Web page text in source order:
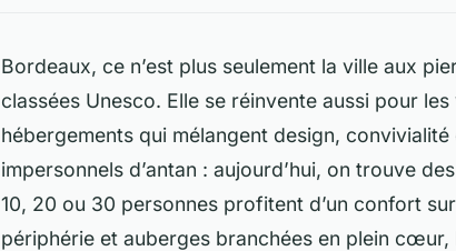
Bordeaux, ce n’est plus seulement la ville aux
classées Unesco. Elle se réinvente aussi pour
hébergements qui mélangent design,
impersonnels d’antan : aujourd’hui, on trouve
10, 20 ou 30 personnes profitent d’un confort
périphérie et auberges branchées en plein cœur,